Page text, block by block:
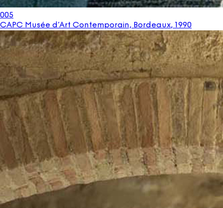
005
CAPC Musée d’Art Contemporain, Bordeaux, 1990